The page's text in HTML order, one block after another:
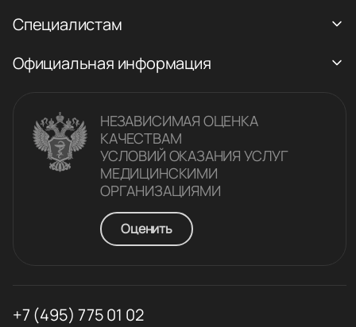
Специалистам
Официальная информация
НЕЗАВИСИМАЯ ОЦЕНКА
КАЧЕСТВАM
УСЛОВИЙ ОКАЗАНИЯ УСЛУГ
МЕДИЦИНСКИМИ
ОРГАНИЗАЦИЯМИ
Оценить
+7 (495) 775 01 02